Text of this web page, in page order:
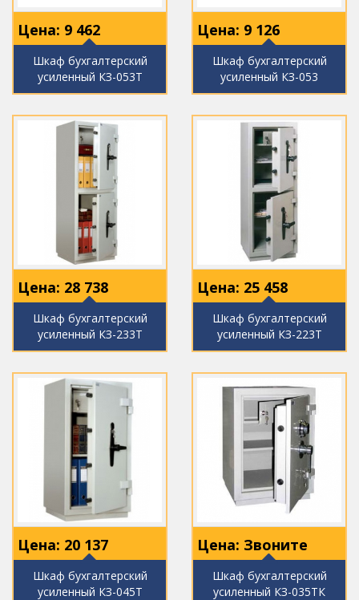
Цена: 9 462
Шкаф бухгалтерский
усиленный КЗ-053Т
Цена: 9 126
Шкаф бухгалтерский
усиленный КЗ-053
Цена: 28 738
Шкаф бухгалтерский
усиленный КЗ-233Т
Цена: 25 458
Шкаф бухгалтерский
усиленный КЗ-223Т
Цена: 20 137
Шкаф бухгалтерский
усиленный КЗ-045Т
Цена: Звоните
Шкаф бухгалтерский
усиленный КЗ-035ТК